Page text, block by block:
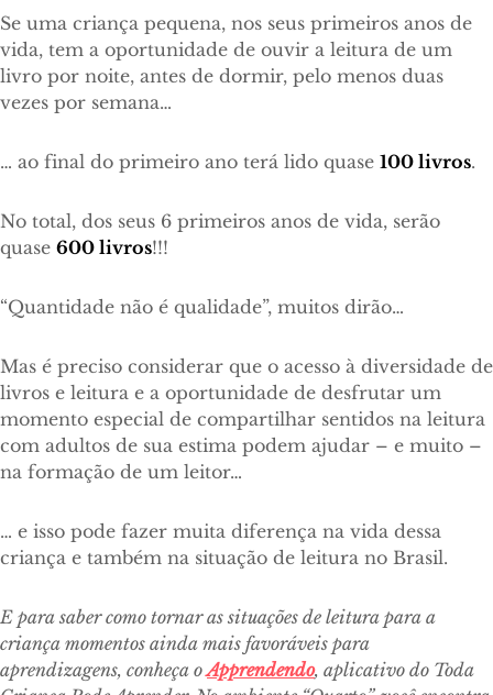
Se uma criança pequena, nos seus primeiros anos de
vida, tem a oportunidade de ouvir a leitura de um
livro por noite, antes de dormir, pelo menos duas
vezes por semana…
… ao final do primeiro ano terá lido quase 100 livros.
No total, dos seus 6 primeiros anos de vida, serão
quase 600 livros!!!
“Quantidade não é qualidade”, muitos dirão…
Mas é preciso considerar que o acesso à diversidade de
livros e leitura e a oportunidade de desfrutar um
momento especial de compartilhar sentidos na leitura
com adultos de sua estima podem ajudar – e muito –
na formação de um leitor…
… e isso pode fazer muita diferença na vida dessa
criança e também na situação de leitura no Brasil.
E para saber como tornar as situações de leitura para a
criança momentos ainda mais favoráveis para
aprendizagens, conheça oApprendendo, aplicativo do Toda